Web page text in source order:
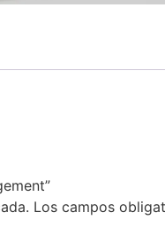
Los campos